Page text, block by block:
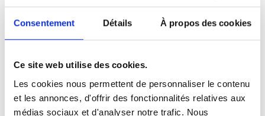
Consentement Détails À propos des cookies
Ce site web utilise des cookies.
Les cookies nous permettent de personnaliser le contenu
et les annonces, d'offrir des fonctionnalités relatives aux
médias sociaux et d'analyser notre trafic. Nous